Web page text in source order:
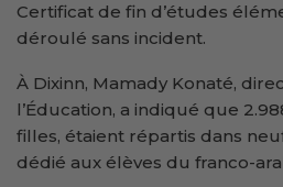
Certificat de fin d’études
déroulé sans incident.
À Dixinn, Mamady Konaté,
l’Éducation, a indiqué que
filles, étaient répartis dans
dédié aux élèves du franco-